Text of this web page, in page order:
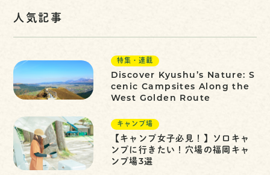
人気記事
特集・連載
Discover Kyushu’s Nature: S
cenic Campsites Along the
West Golden Route
キャンプ場
【キャンプ女子必見！】ソロキャ
ンプに行きたい！穴場の福岡キャ
ンプ場3選